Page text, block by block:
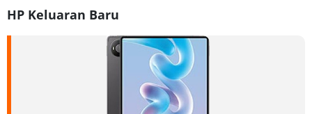
HP Keluaran Baru